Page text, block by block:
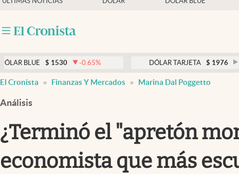
Otras secciones
Clima
Mundial 2026
$ 1530 -0.65% DÓLAR TARJETA $ 1976 0.00%
El Cronista Finanzas Y Mercados Marina Dal Poggetto
Análisis
¿Terminó el "apretón
economista que más